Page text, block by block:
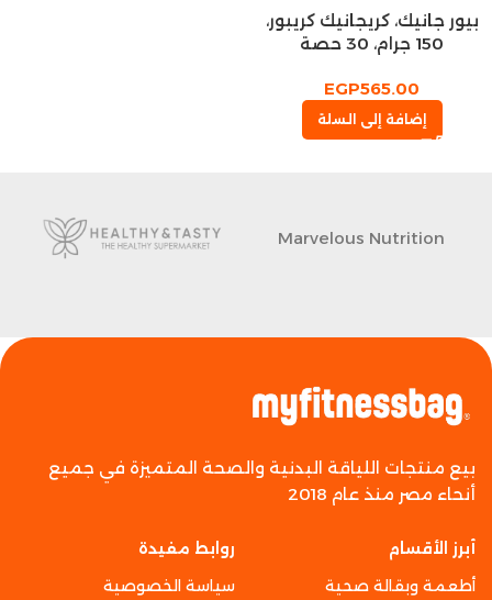
بيور جانيك، كريجانيك كريبور،
150 جرام، 30 حصة
EGP565.00
إضافة إلى السلة
Marvelous Nutrition
بيع منتجات اللياقة البدنية والصحة المتميزة في جميع
أنحاء مصر منذ عام 2018
أبرز الأقسام
أطعمة وبقالة صحية
روابط مفيدة
سياسة الخصوصية